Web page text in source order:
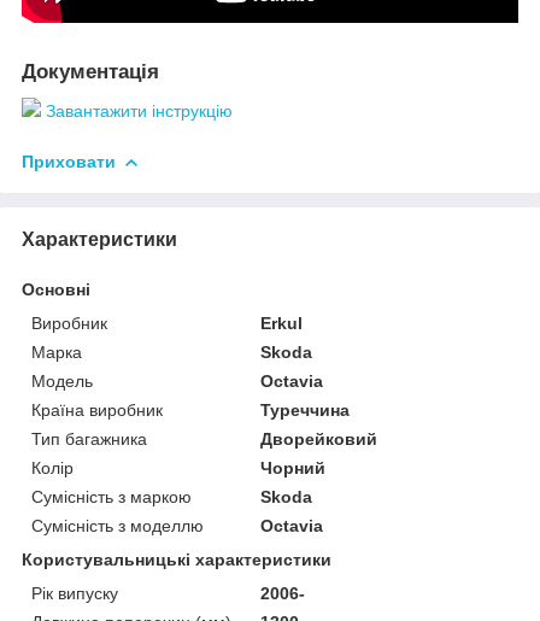
Документація
Завантажити інструкцію
Приховати
Характеристики
Основні
Виробник
Erkul
Марка
Skoda
Модель
Octavia
Країна виробник
Туреччина
Тип багажника
Дворейковий
Колір
Чорний
Сумісність з маркою
Skoda
Сумісність з моделлю
Octavia
Користувальницькі характеристики
Рік випуску
2006-